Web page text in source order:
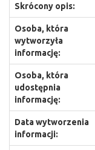
Skrócony opis:
Osoba, która
wytworzyła
informację:
Osoba, która
udostępnia
informację:
Data wytworzenia
informacji: